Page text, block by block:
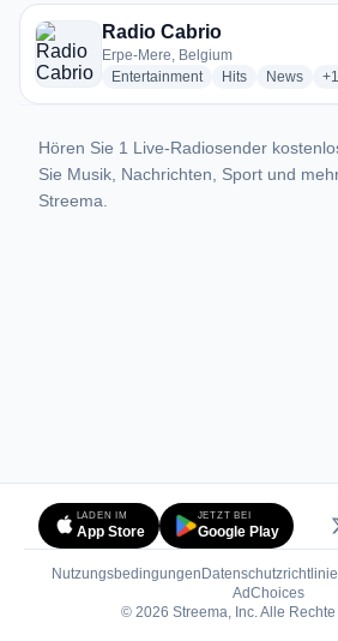
1 Radiosender aus Erpe-Mere
Radio Cabrio
Erpe-Mere, Belgium
Entertainmentradio stations
Hitsradio stations
Newsradio+1
Hören Sie 1 Live-Radiosender
Sie Musik, Nachrichten, Sport und
Streema.
LADEN IM
App Store
JETZT BEI
Google Play
Nutzungsbedingungen Datenschutzrichtlinie
AdChoices
© 2026 Streema, Inc. Alle